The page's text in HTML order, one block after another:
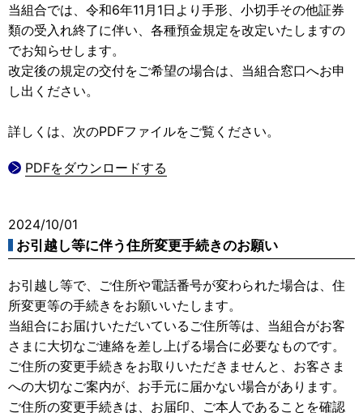
当組合では、令和6年11月1日より手形、小切手その他証券
類の受入れ終了に伴い、各種預金規定を改定いたしますの
でお知らせします。
改定後の規定の交付をご希望の場合は、当組合窓口へお申
し出ください。
詳しくは、次のPDFファイルをご覧ください。
PDFをダウンロードする
2024/10/01
お引越し等に伴う住所変更手続きのお願い
お引越し等で、ご住所や電話番号が変わられた場合は、住
所変更等の手続きをお願いいたします。
当組合にお届けいただいているご住所等は、当組合がお客
さまに大切なご連絡を差し上げる場合に必要なものです。
ご住所の変更手続きをお取りいただきませんと、お客さま
への大切なご案内が、お手元に届かない場合があります。
ご住所の変更手続きは、お届印、ご本人であることを確認